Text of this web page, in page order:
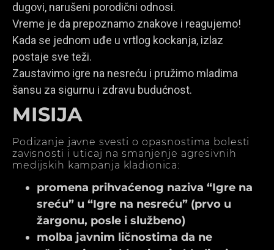
dugovi, narušeni porodični odnosi.
Vreme je da prepoznamo znakove i reagujemo!
Kada se jednom uđe u vrtlog kockanja, izlaz
postaje sve teži.
Zaustavimo igre na nesreću i pružimo mladima
šansu za sigurnu i zdravu budućnost.
MISIJA
Podizanje javne svesti o opasnostima bolesti
zavisnosti i uticaj na smanjenje agresivnih
medijskih kampanja kladionica:
promena prihvaćenog naziva “Igre na
sreću” u “Igre na nesreću” (prvo u
žargonu, posle i službeno)
molba javnim ličnostima da ne